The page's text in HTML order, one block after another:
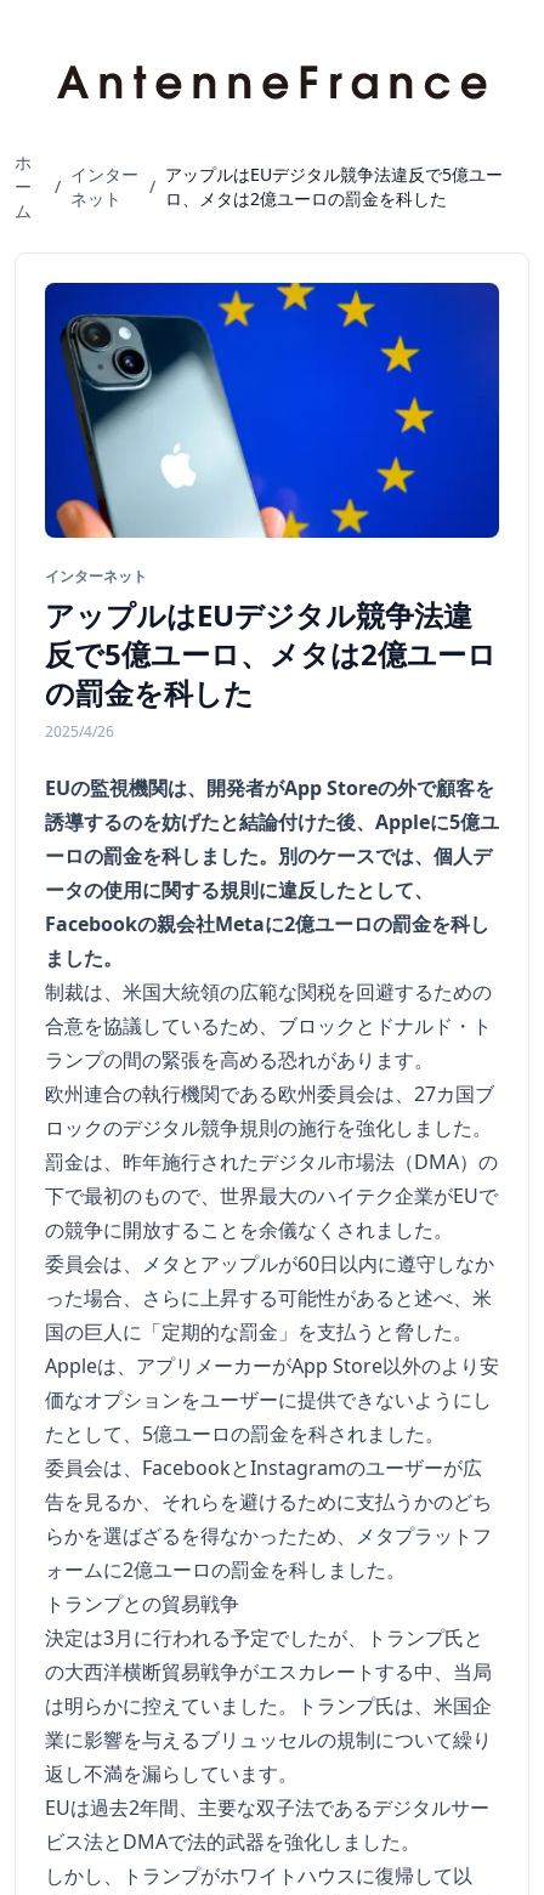
ホ
ー
ム
/
インター
ネット
/
アップルはEUデジタル競争法違反で5億ユー
ロ、メタは2億ユーロの罰金を科した
インターネット
アップルはEUデジタル競争法違
反で5億ユーロ、メタは2億ユーロ
の罰金を科した
2025/4/26
EUの監視機関は、開発者がApp Storeの外で顧客を
誘導するのを妨げたと結論付けた後、Appleに5億ユ
ーロの罰金を科しました。別のケースでは、個人デ
ータの使用に関する規則に違反したとして、
Facebookの親会社Metaに2億ユーロの罰金を科し
ました。
制裁は、米国大統領の広範な関税を回避するための
合意を協議しているため、ブロックとドナルド・ト
ランプの間の緊張を高める恐れがあります。
欧州連合の執行機関である欧州委員会は、27カ国ブ
ロックのデジタル競争規則の施行を強化しました。
罰金は、昨年施行されたデジタル市場法（DMA）の
下で最初のもので、世界最大のハイテク企業がEUで
の競争に開放することを余儀なくされました。
委員会は、メタとアップルが60日以内に遵守しなか
った場合、さらに上昇する可能性があると述べ、米
国の巨人に「定期的な罰金」を支払うと脅した。
Appleは、アプリメーカーがApp Store以外のより安
価なオプションをユーザーに提供できないようにし
たとして、5億ユーロの罰金を科されました。
委員会は、FacebookとInstagramのユーザーが広
告を見るか、それらを避けるために支払うかのどち
らかを選ばざるを得なかったため、メタプラットフ
ォームに2億ユーロの罰金を科しました。
トランプとの貿易戦争
決定は3月に行われる予定でしたが、トランプ氏と
の大西洋横断貿易戦争がエスカレートする中、当局
は明らかに控えていました。トランプ氏は、米国企
業に影響を与えるブリュッセルの規制について繰り
返し不満を漏らしています。
EUは過去2年間、主要な双子法であるデジタルサー
ビス法とDMAで法的武器を強化しました。
しかし、トランプがホワイトハウスに復帰して以